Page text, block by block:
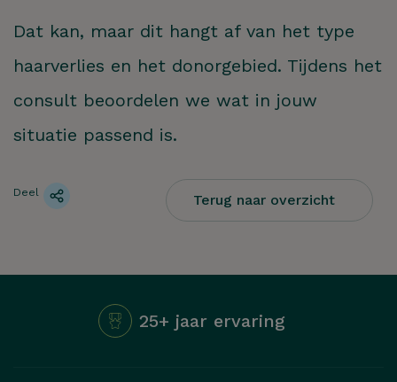
Dat kan, maar dit hangt af van het type
haarverlies en het donorgebied. Tijdens het
consult beoordelen we wat in jouw
situatie passend is.
Deel Terug naar overzicht
25+ jaar ervaring